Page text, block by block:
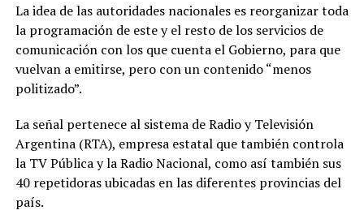
La idea de las autoridades nacionales es reorganizar toda
la programación de este y el resto de los servicios de
comunicación con los que cuenta el Gobierno, para que
vuelvan a emitirse, pero con un contenido “menos
politizado”.
La señal pertenece al sistema de Radio y Televisión
Argentina (RTA), empresa estatal que también controla
la TV Pública y la Radio Nacional, como así también sus
40 repetidoras ubicadas en las diferentes provincias del
país.